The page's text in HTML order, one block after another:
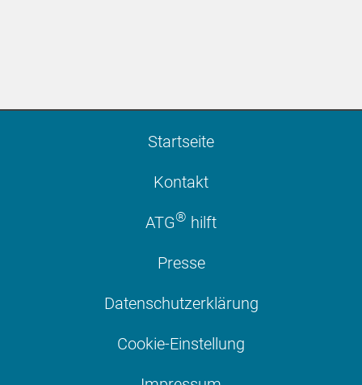
Startseite
Kontakt
ATG® hilft
Presse
Datenschutzerklärung
Cookie-Einstellung